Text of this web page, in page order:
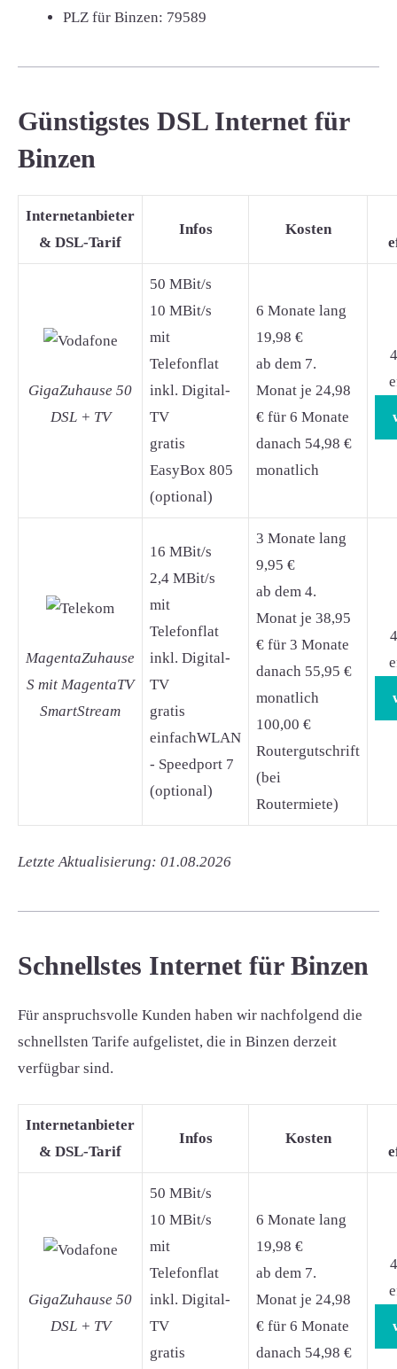
PLZ für Binzen: 79589
Günstigstes DSL Internet für
Binzen
Internetanbieter
& DSL-Tarif
Infos Kosten
GigaZuhause 50
DSL + TV
50 MBit/s
10 MBit/s
mit
Telefonflat
inkl. Digital-
TV
gratis
EasyBox 805
(optional)
6 Monate lang
19,98 €
ab dem 7.
Monat je 24,98
€ für 6 Monate
danach 54,98 €
monatlich
MagentaZuhause
S mit MagentaTV
SmartStream
16 MBit/s
2,4 MBit/s
mit
Telefonflat
inkl. Digital-
TV
gratis
einfachWLAN
- Speedport 7
(optional)
3 Monate lang
9,95 €
ab dem 4.
Monat je 38,95
€ für 3 Monate
danach 55,95 €
monatlich
100,00 €
Routergutschrift
(bei
Routermiete)
Letzte Aktualisierung: 01.08.2026
Schnellstes Internet für Binzen
Für anspruchsvolle Kunden haben wir nachfolgend die
schnellsten Tarife aufgelistet, die in Binzen derzeit
verfügbar sind.
Internetanbieter
& DSL-Tarif
Infos Kosten
GigaZuhause 50
DSL + TV
50 MBit/s
10 MBit/s
mit
Telefonflat
inkl. Digital-
TV
gratis
6 Monate lang
19,98 €
ab dem 7.
Monat je 24,98
€ für 6 Monate
danach 54,98 €